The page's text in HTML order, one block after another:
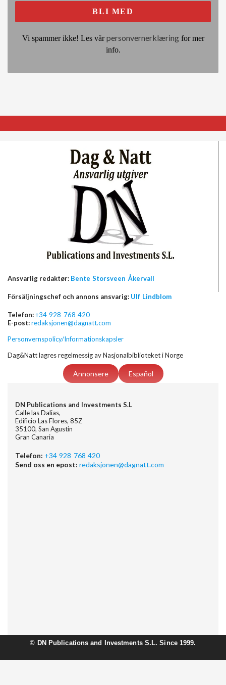
Vi spammer ikke! Les vårpersonvernerklæringfor mer
info.
Ansvarlig redaktør: Bente Storsveen Åkervall
Försäljningschef och annons ansvarig: Ulf Lindblom
Telefon:+34 928 768 420
E-post:redaksjonen@dagnatt.com
Personvernspolicy/Informationskapsler
Dag&Natt lagres regelmessig av Nasjonalbiblioteket i Norge
Annonsere Español
DN Publications and Investments S.L
Calle las Dalias,
Edificio Las Flores, 85Z
35100, San Agustin
Gran Canaria
Telefon: +34 928 768 420
Send oss en epost: redaksjonen@dagnatt.com
© DN Publications and Investments S.L. Since 1999.